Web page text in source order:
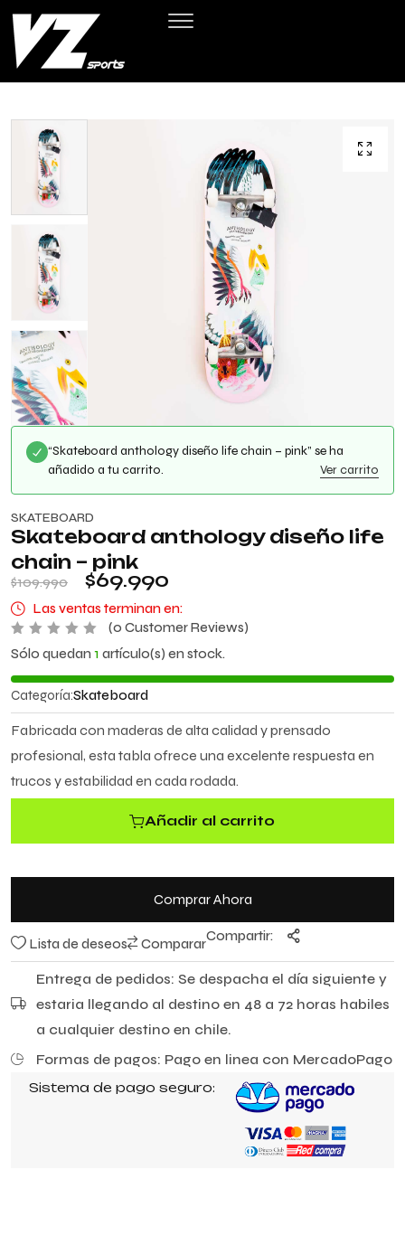
“Skateboard anthology diseño life chain – pink” se ha
añadido a tu carrito.
Ver carrito
SKATEBOARD
Skateboard anthology diseño life
chain – pink
$109.990 $69.990
Las ventas terminan en:
V
a
o
r
a
o
o
0
d
(0 Customer Reviews)
Sólo quedan 1 artículo(s) en stock.
Categoría:Skateboard
Fabricada con maderas de alta calidad y prensado
profesional, esta tabla ofrece una excelente respuesta en
trucos y estabilidad en cada rodada.
Añadir al carrito
Comprar Ahora
Lista de deseos CompararCompartir:
Entrega de pedidos: Se despacha el día siguiente y
estaria llegando al destino en 48 a 72 horas habiles
a cualquier destino en chile.
Formas de pagos: Pago en linea con MercadoPago
Sistema de pago seguro: